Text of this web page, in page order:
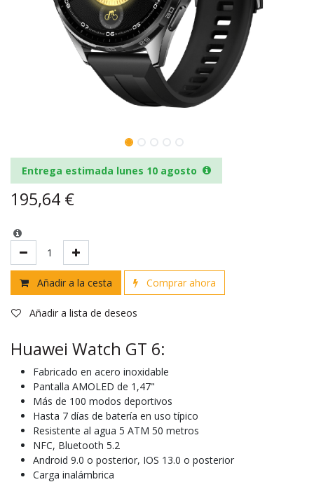
Entrega estimada lunes 10 agosto
195,64 €
Añadir a la cesta Comprar ahora
Añadir a lista de deseos
Huawei Watch GT 6:
Fabricado en acero inoxidable
Pantalla AMOLED de 1,47"
Más de 100 modos deportivos
Hasta 7 días de batería en uso típico
Resistente al agua 5 ATM 50 metros
NFC, Bluetooth 5.2
Android 9.0 o posterior, IOS 13.0 o posterior
Carga inalámbrica